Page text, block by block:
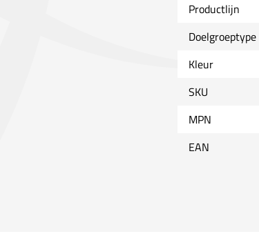
Productlijn
Doelgroeptype
Kleur
SKU
MPN
EAN